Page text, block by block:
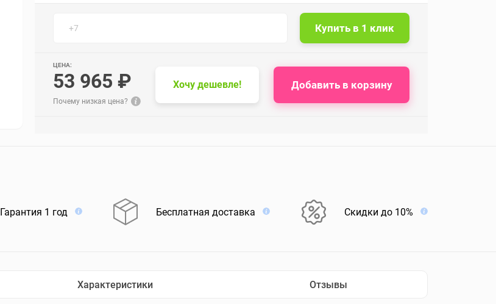
ЦЕНА:
53 965 ₽
Почему низкая цена?
Хочу дешевле! Добавить в корзину
Гарантия 1 год Бесплатная доставка Скидки до 10%
Характеристики Отзывы